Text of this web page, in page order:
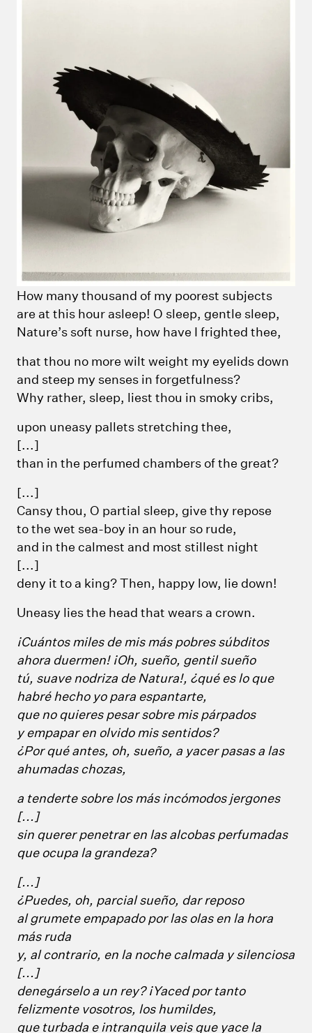
How many thousand of my poorest subjects
are at this hour asleep! O sleep, gentle sleep,
Nature’s soft nurse, how have I frighted thee,
that thou no more wilt weight my eyelids down
and steep my senses in forgetfulness?
Why rather, sleep, liest thou in smoky cribs,
upon uneasy pallets stretching thee,
[...]
than in the perfumed chambers of the great?
[...]
Cansy thou, O partial sleep, give thy repose
to the wet sea-boy in an hour so rude,
and in the calmest and most stillest night
[...]
deny it to a king? Then, happy low, lie down!
Uneasy lies the head that wears a crown.
¡Cuántos miles de mis más pobres súbditos
ahora duermen! ¡Oh, sueño, gentil sueño
tú, suave nodriza de Natura!, ¿qué es lo que
habré hecho yo para espantarte,
que no quieres pesar sobre mis párpados
y empapar en olvido mis sentidos?
¿Por qué antes, oh, sueño, a yacer pasas a las
ahumadas chozas,
a tenderte sobre los más incómodos jergones
[...]
sin querer penetrar en las alcobas perfumadas
que ocupa la grandeza?
[...]
¿Puedes, oh, parcial sueño, dar reposo
al grumete empapado por las olas en la hora
más ruda
y, al contrario, en la noche calmada y silenciosa
[...]
denegárselo a un rey? ¡Yaced por tanto
felizmente vosotros, los humildes,
que turbada e intranquila veis que yace la